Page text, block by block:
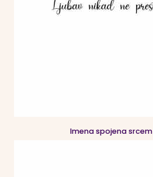
Imena spojena srcem